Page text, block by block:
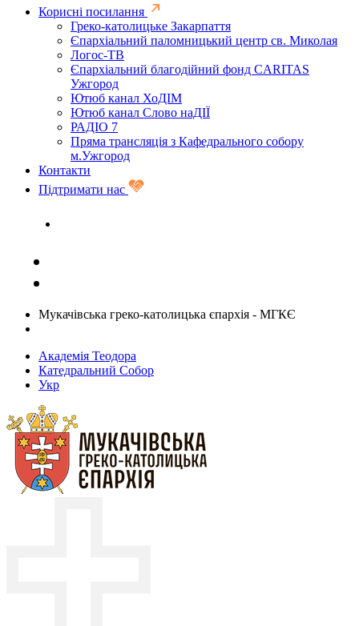
Корисні посилання
Греко-католицьке Закарпаття
Єпархіальний паломницький центр св. Миколая
Логос-ТВ
Єпархіальний благодійний фонд CARITAS
Ужгород
Ютюб канал ХоДІМ
Ютюб канал Слово наДІЇ
РАДІО 7
Пряма трансляція з Кафедрального собору
м.Ужгород
Контакти
Підтримати нас
Мукачівська греко-католицька єпархія - МГКЄ
Академія Теодора
Катедральний Собор
Укр